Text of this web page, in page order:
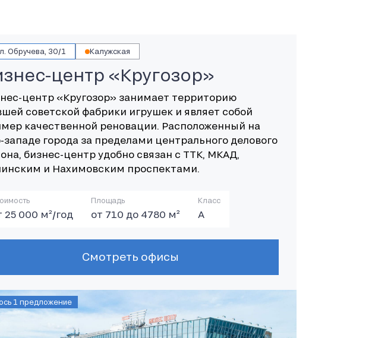
Обручева, 30/1 Калужская
центр «Кругозор»
центр «Кругозор» занимает территорию
советской фабрики игрушек и являет собой
качественной реновации. Расположенный на
западе города за пределами центрального делового
бизнес-центр удобно связан с ТТК, МКАД,
и Нахимовским проспектами.
25 000 м²/год
Площадь
от 710 до 4780 м²
Класс
А
1 предложение